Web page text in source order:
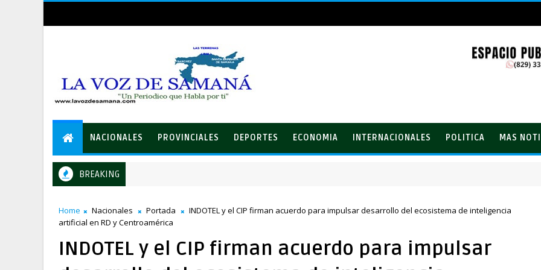
NACIONALES PROVINCIALES DEPORTES ECONOMIA INTERNACIONALES POLITICA MAS
BREAKING
Home Nacionales Portada
INDOTEL y el CIP firman acuerdo para impulsar desarrollo del ecosistema de inteligencia
artificial en RD y Centroamérica
INDOTEL y el CIP firman acuerdo para impulsar